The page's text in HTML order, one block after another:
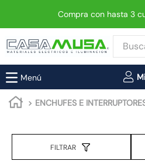
Compra con hasta 3
Buscar
ENCHUFES E
FILTRAR
1.
2.